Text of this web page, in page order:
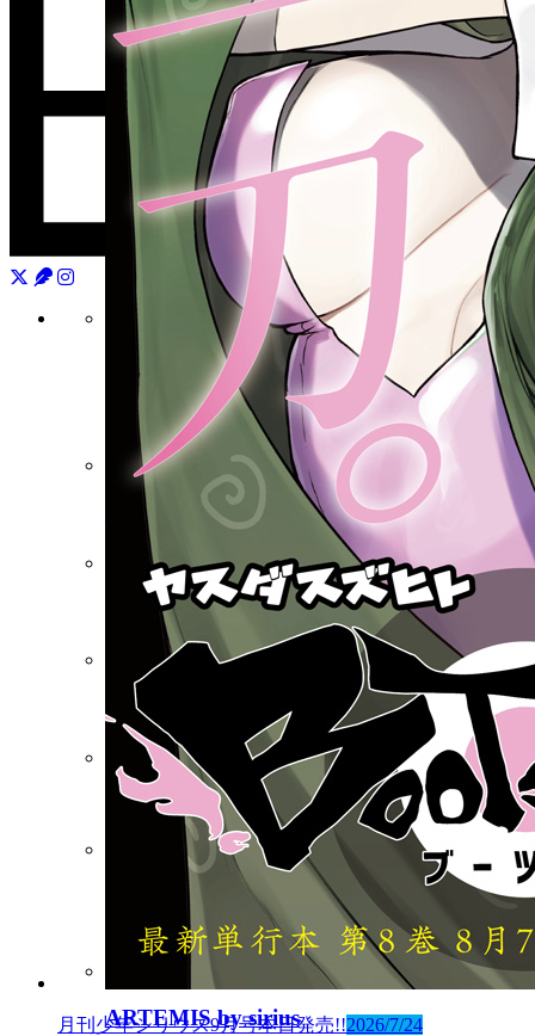
月刊少年シリウス9月号本日発売!!2026/7/24
月刊少年シリウス
連載中作品一覧
バックナンバー
水曜日のシリウス
マガポケ
コミックDAYS
Palcy
ビブリオシリウス
連載中作品一覧
ARTEMIS by sirius